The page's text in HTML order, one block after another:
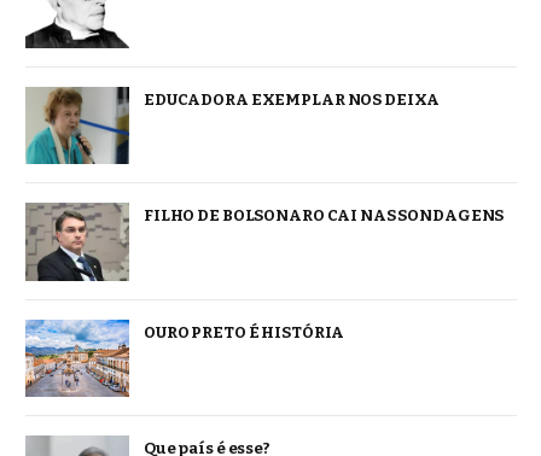
EDUCADORA EXEMPLAR NOS DEIXA
FILHO DE BOLSONARO CAI NAS SONDAGENS
OURO PRETO É HISTÓRIA
Que país é esse?